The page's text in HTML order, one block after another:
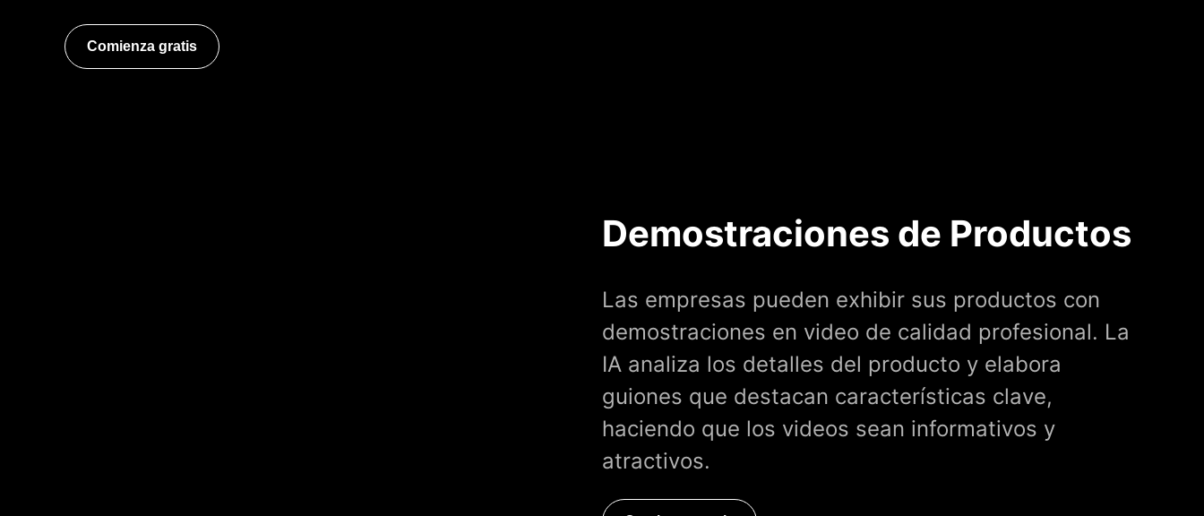
Comienza gratis
Demostraciones de Productos
Las empresas pueden exhibir sus productos con
demostraciones en video de calidad profesional. La
IA analiza los detalles del producto y elabora
guiones que destacan características clave,
haciendo que los videos sean informativos y
atractivos.